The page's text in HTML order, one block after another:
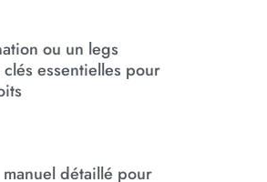
ou un legs
essentielles pour
détaillé pour